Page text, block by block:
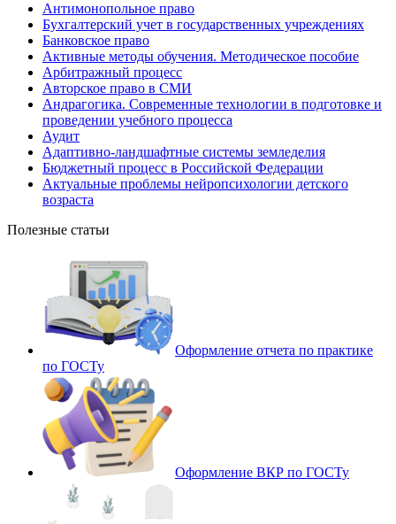
Антимонопольное право
Бухгалтерский учет в государственных учреждениях
Банковское право
Активные методы обучения. Методическое пособие
Арбитражный процесс
Авторское право в СМИ
Андрагогика. Современные технологии в подготовке и
проведении учебного процесса
Аудит
Адаптивно-ландшафтные системы земледелия
Бюджетный процесс в Российской Федерации
Актуальные проблемы нейропсихологии детского
возраста
Полезные статьи
Оформление отчета по практике
по ГОСТу
Оформление ВКР по ГОСТу